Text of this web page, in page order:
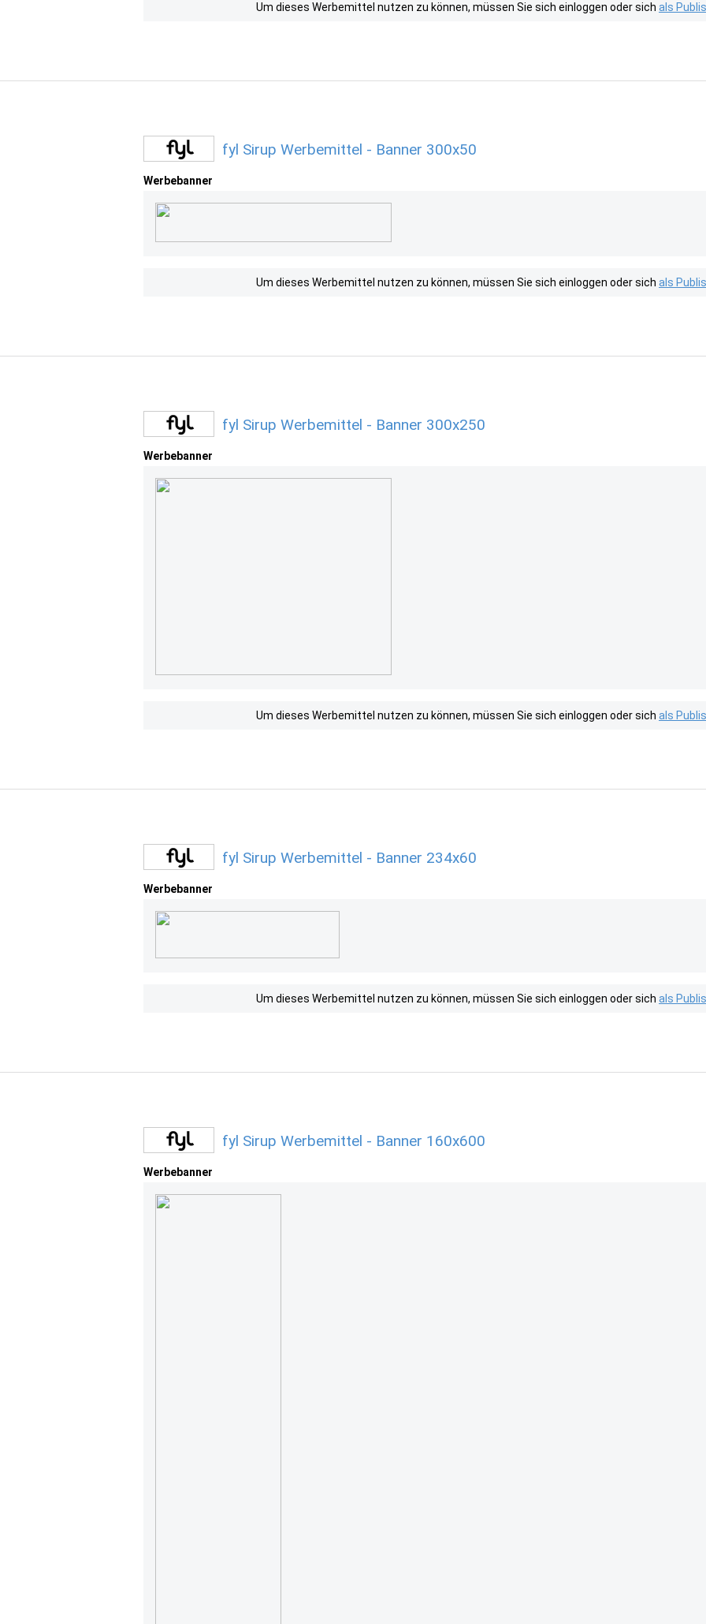
Um dieses Werbemittel nutzen zu können, müssen Sie sich einloggen oder sich als
fyl Sirup Werbemittel - Banner 300x50
Werbebanner
Um dieses Werbemittel nutzen zu können, müssen Sie sich einloggen oder sich als
fyl Sirup Werbemittel - Banner 300x250
Werbebanner
Um dieses Werbemittel nutzen zu können, müssen Sie sich einloggen oder sich als
fyl Sirup Werbemittel - Banner 234x60
Werbebanner
Um dieses Werbemittel nutzen zu können, müssen Sie sich einloggen oder sich als
fyl Sirup Werbemittel - Banner 160x600
Werbebanner